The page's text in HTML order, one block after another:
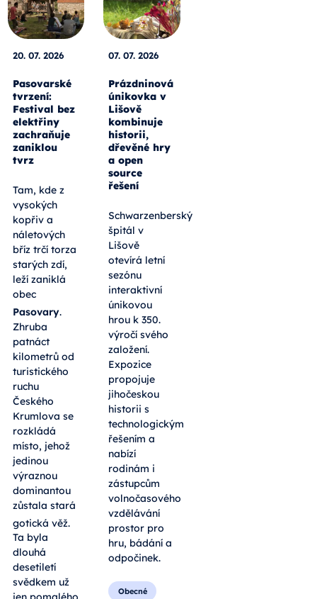
20. 07. 2026
Pasovarské
tvrzení:
Festival bez
elektřiny
zachraňuje
zaniklou
tvrz
Tam, kde z
vysokých
kopřiv a
náletových
bříz trčí torza
starých zdí,
leží zaniklá
obec
Pasovary.
Zhruba
patnáct
kilometrů od
turistického
ruchu
Českého
Krumlova se
rozkládá
místo, jehož
jedinou
výraznou
dominantou
zůstala stará
gotická věž.
Ta byla
dlouhá
desetiletí
svědkem už
07. 07. 2026
Prázdninová
únikovka v
Lišově
kombinuje
historii,
dřevěné hry
a open
source
řešení
Schwarzenberský
špitál v
Lišově
otevírá letní
sezónu
interaktivní
únikovou
hrou k 350.
výročí svého
založení.
Expozice
propojuje
jihočeskou
historii s
technologickým
řešením a
nabízí
rodinám i
zástupcům
volnočasového
vzdělávání
prostor pro
hru, bádání a
odpočinek.
Obecné